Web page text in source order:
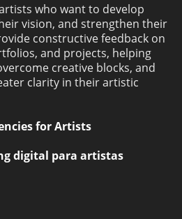
who want to develop
vision, and strengthen their
constructive feedback on
and projects, helping
creative blocks, and
clarity in their artistic
for Artists
digital para artistas